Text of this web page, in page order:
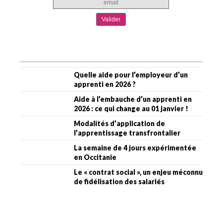
Quelle aide pour l’employeur d’un
apprenti en 2026 ?
Aide à l’embauche d’un apprenti en
2026 : ce qui change au 01 janvier !
Modalités d’application de
l’apprentissage transfrontalier
La semaine de 4 jours expérimentée
en Occitanie
Le « contrat social », un enjeu méconnu
de fidélisation des salariés